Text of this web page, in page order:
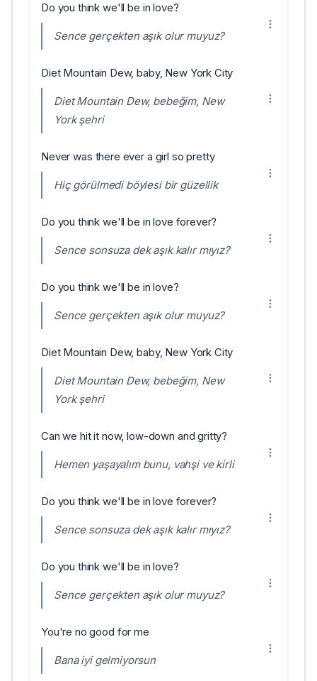
Do you think we'll be in love?
Sence gerçekten aşık olur muyuz?
Diet Mountain Dew, baby, New York City
Diet Mountain Dew, bebeğim, New
York şehri
Never was there ever a girl so pretty
Hiç görülmedi böylesi bir güzellik
Do you think we'll be in love forever?
Sence sonsuza dek aşık kalır mıyız?
Do you think we'll be in love?
Sence gerçekten aşık olur muyuz?
Diet Mountain Dew, baby, New York City
Diet Mountain Dew, bebeğim, New
York şehri
Can we hit it now, low-down and gritty?
Hemen yaşayalım bunu, vahşi ve kirli
Do you think we'll be in love forever?
Sence sonsuza dek aşık kalır mıyız?
Do you think we'll be in love?
Sence gerçekten aşık olur muyuz?
You're no good for me
Bana iyi gelmiyorsun